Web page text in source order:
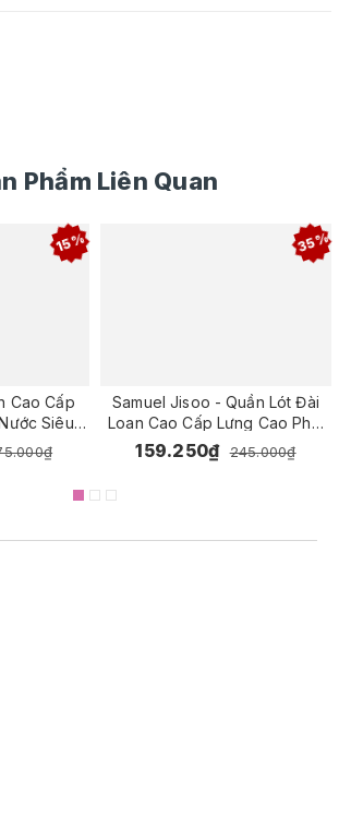
Phẩm Liên Quan
15%
Cao Cấp
Siêu
35%
Samuel Jisoo - Quần Lót Đài
Loan Cao Cấp Lưng Cao Phối
Ren
159.250₫ 245.000₫